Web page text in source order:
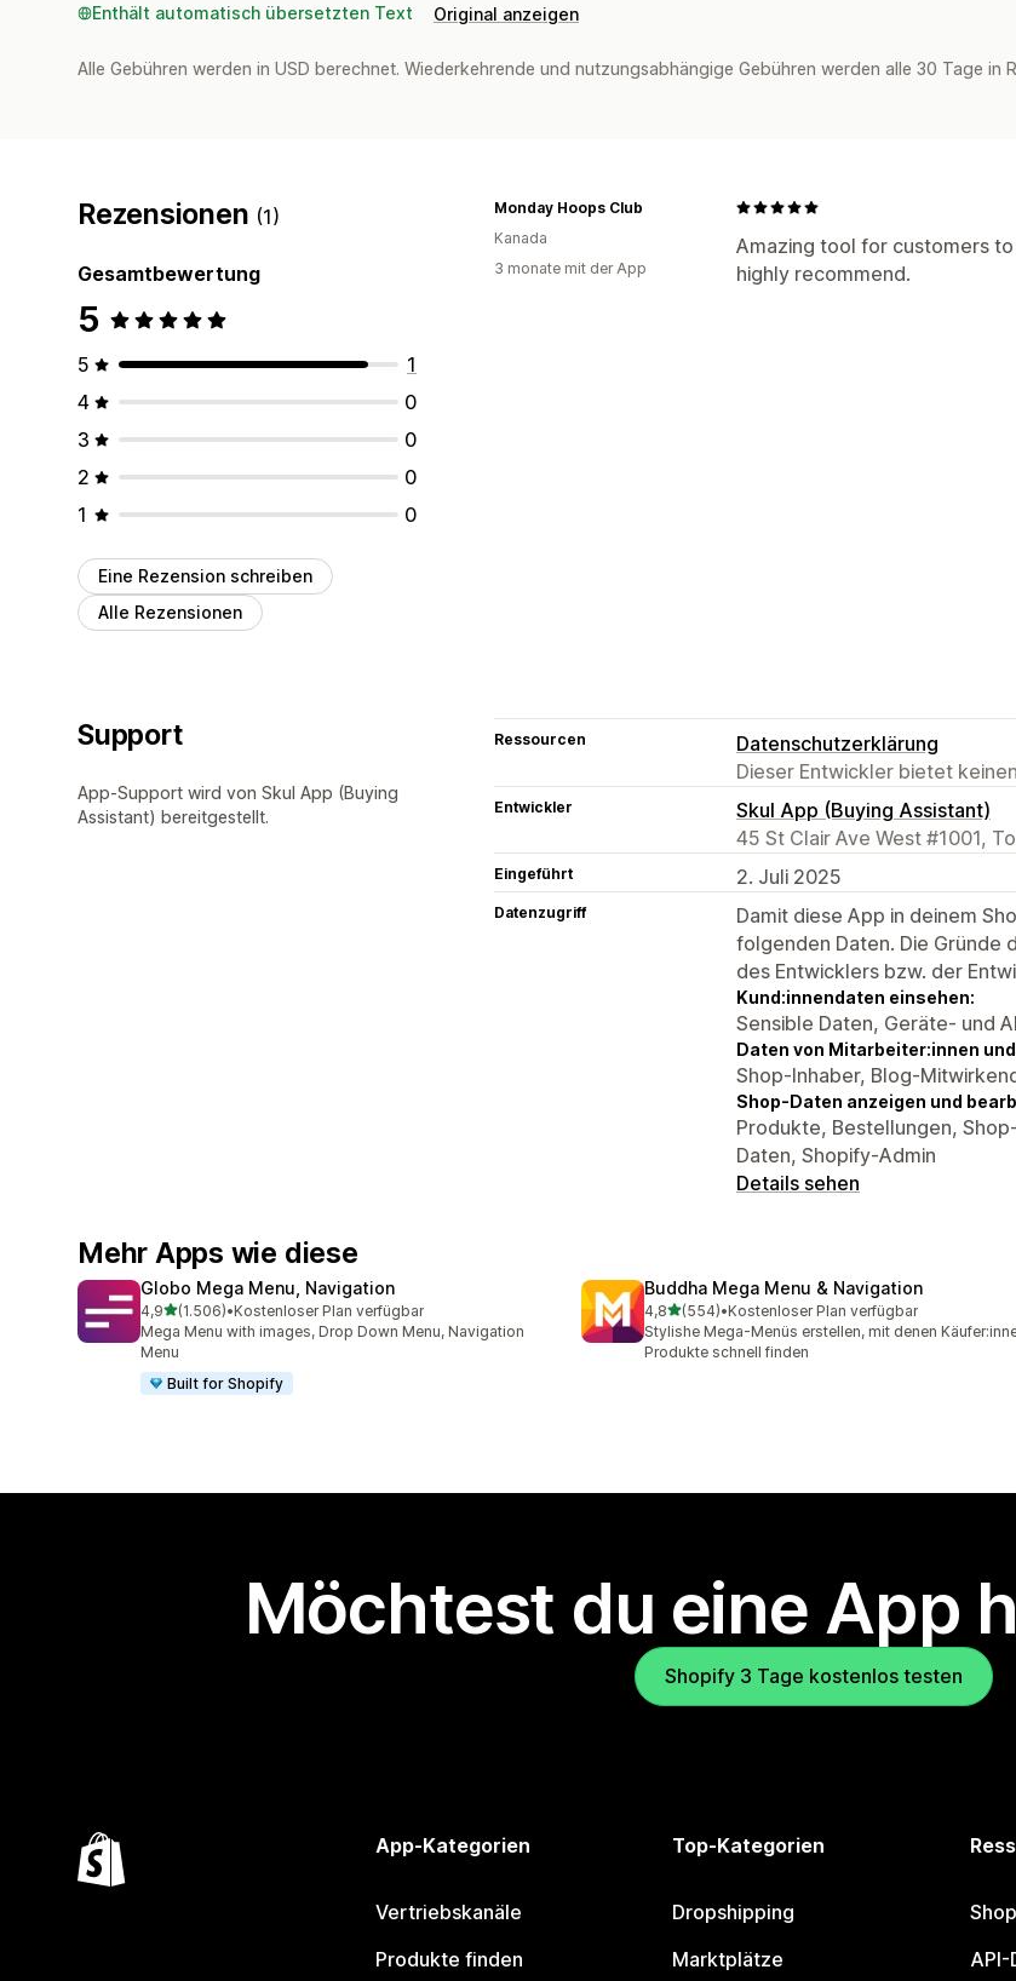
Enthält automatisch übersetzten Text Original anzeigen
Alle Gebühren werden in USD berechnet. Wiederkehrende und nutzungsabhängige Gebühren werden alle 30 Tage in
Rezensionen (1)
Gesamtbewertung
5
5
1
4
0
3
0
2
0
1
0
Eine Rezension schreiben
Alle Rezensionen
Amazing tool for customers
highly recommend.
Monday Hoops Club
Kanada
3 monate mit der App
Support
App-Support wird von Skul App (Buying
Assistant) bereitgestellt.
Ressourcen
Datenschutzerklärung
Dieser Entwickler bietet
Entwickler
Skul App (Buying Assistant)
45 St Clair Ave West #1001,
Eingeführt 2. Juli 2025
Datenzugriff
Damit diese App in deinem
folgenden Daten. Die Gründe
des Entwicklers bzw. der
Kund:innendaten einsehen:
Sensible Daten, Geräte- und
Daten von Mitarbeiter:innen
Shop-Inhaber, Blog-
Shop-Daten anzeigen und
Produkte, Bestellungen,
Daten, Shopify-Admin
Details sehen
Mehr Apps wie diese
Globo Mega Menu, Navigation
4,9von 5 Sternen
(1.506)
1506 Rezensionen insgesamt
•Kostenloser Plan verfügbar
Mega Menu with images, Drop Down Menu, Navigation
Menu
Built for Shopify
Buddha Mega Menu & Navigation
4,8von 5 Sternen
(554)
554 Rezensionen insgesamt
•Kostenloser Plan verfügbar
Stylishe Mega-Menüs erstellen, mit denen
Produkte schnell finden
Möchtest du eine App
Shopify 3 Tage kostenlos testen
App-Kategorien
Vertriebskanäle
Produkte finden
Top-Kategorien
Dropshipping
Marktplätze
API-